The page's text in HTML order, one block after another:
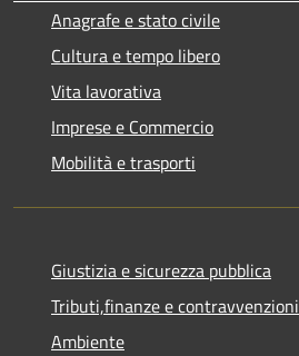
Anagrafe e stato civile
Cultura e tempo libero
Vita lavorativa
Imprese e Commercio
Mobilità e trasporti
Giustizia e sicurezza pubblica
Tributi,finanze e contravvenzioni
Ambiente